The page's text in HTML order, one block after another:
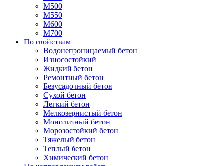
М500
М550
М600
М700
По свойствам
Водонепроницаемый бетон
Износостойкий
Жидкий бетон
Ремонтный бетон
Безусадочный бетон
Сухой бетон
Легкий бетон
Мелкозернистый бетон
Монолитный бетон
Морозостойкий бетон
Тяжелый бетон
Теплый бетон
Химический бетон